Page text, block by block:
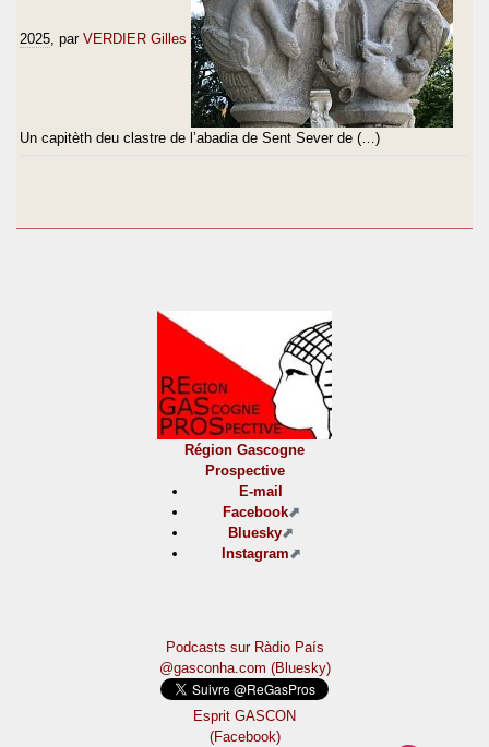
2025 , par VERDIER Gilles
Un capitèth deu clastre de l’abadia de Sent Sever de (…)
Région Gascogne
Prospective
E-mail
Facebook
Bluesky
Instagram
Podcasts sur Ràdio País
@gasconha.com (Bluesky)
Esprit GASCON
(Facebook)